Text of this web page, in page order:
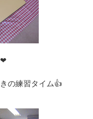
❤
の練習タイム👍